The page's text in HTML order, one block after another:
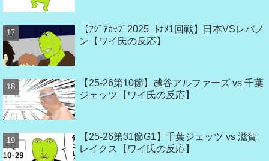
【ｱｼﾞｱｶｯﾌﾟ2025_ﾄﾅﾒ1回戦】日本VSレバノ
ン【ワイ氏の反応】
【25-26第10節】越谷アルファーズ vs 千葉
ジェッツ【ワイ氏の反応】
【25-26第31節G1】千葉ジェッツ vs 滋賀
レイクス【ワイ氏の反応】